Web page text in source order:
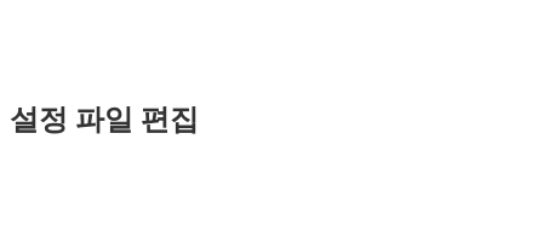
설정 파일 편집